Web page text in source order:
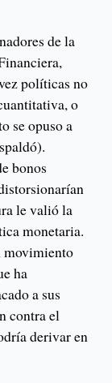
de la
políticas no
o
se opuso a
bonos
le valió la
monetaria.
movimiento
ha
a sus
contra el
derivar en